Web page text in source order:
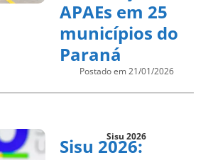
APAEs em 25
municípios do
Paraná
Postado em 21/01/2026
Sisu 2026
Sisu 2026: